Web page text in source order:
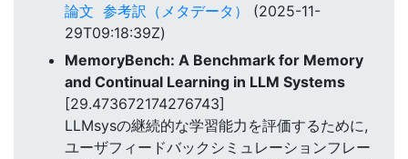
論文 参考訳（メタデータ）
(2025-11-
29T09:18:39Z)
MemoryBench: A Benchmark for Memory
and Continual Learning in LLM Systems
[29.473672174276743]
LLMsysの継続的な学習能力を評価するために,
ユーザフィードバックシミュレーションフレー